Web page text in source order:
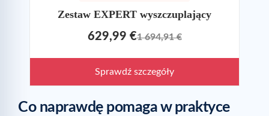
Zestaw EXPERT wyszczuplający
629,99 €1 694,91 €
Sprawdź szczegóły
Co naprawdę pomaga w praktyce